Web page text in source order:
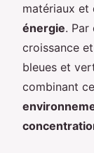
matériaux et
énergie. Par
croissance
bleues et
combinant